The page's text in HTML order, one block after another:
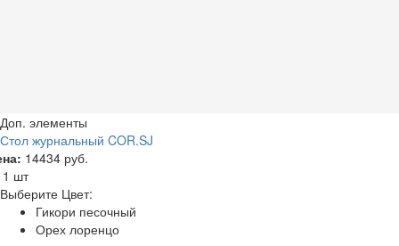
Доп. элементы
Стол журнальный COR.SJ
14434 руб.
1 шт
Выберите Цвет:
Гикори песочный
Орех лоренцо